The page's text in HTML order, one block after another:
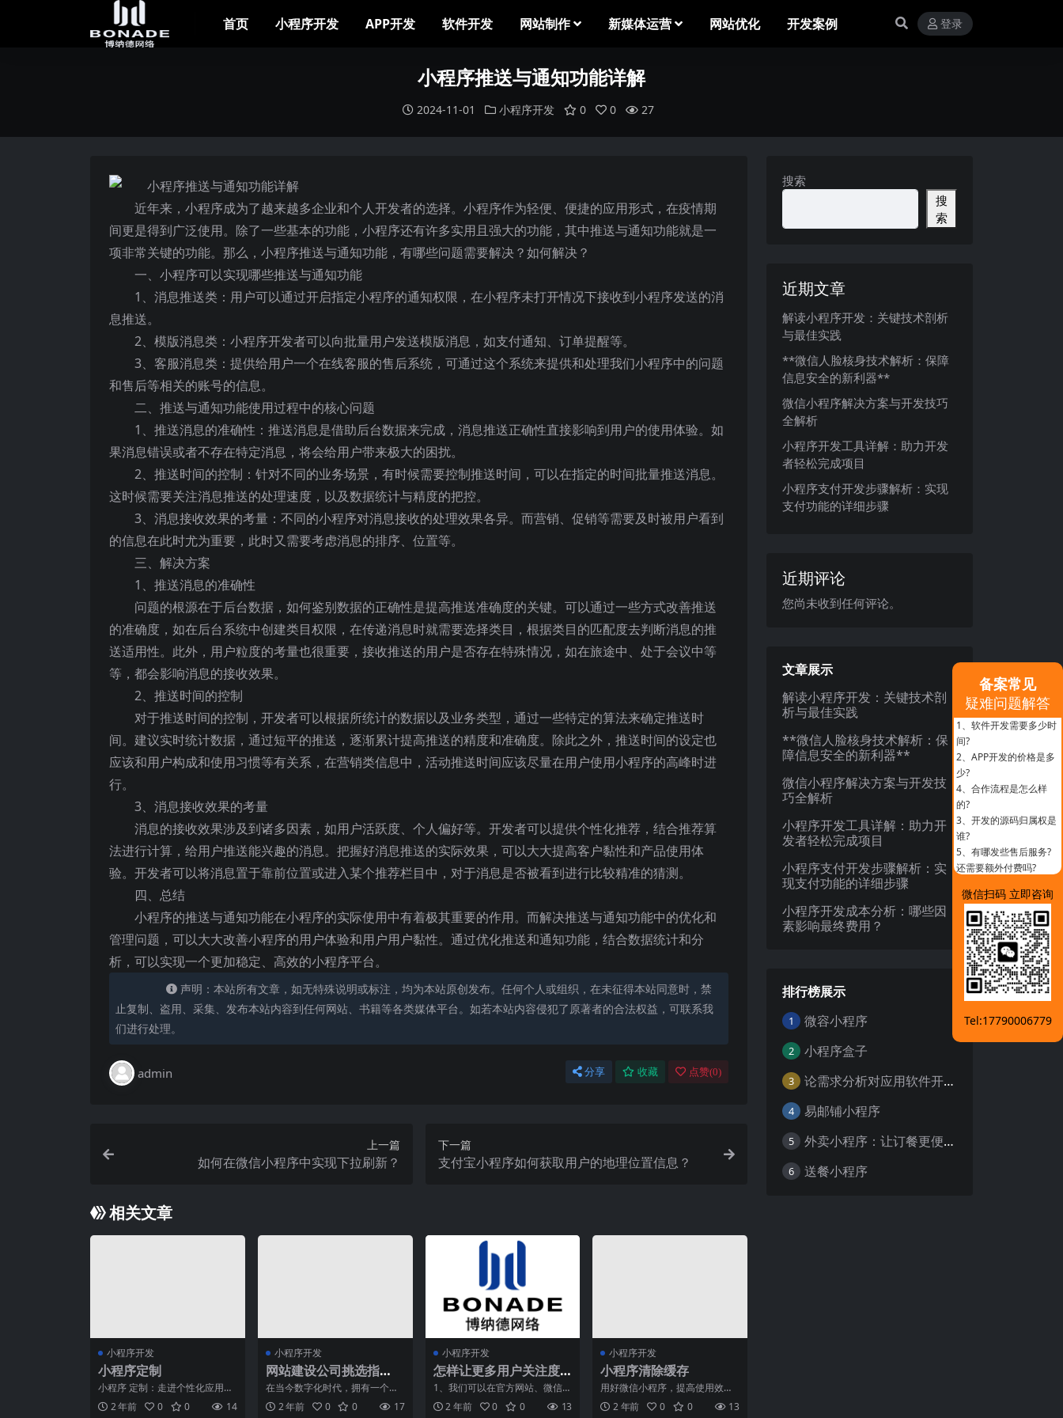
首页 小程序开发 APP开发 软件开发 网站制作 新媒体运营 网站优化 开发案例 登录
小程序推送与通知功能详解
2024-11-01 小程序开发 0 0 27
近年来，小程序成为了越来越多企业和个人开发者的选择。小程序作为轻便、便捷的应用形式，在疫情期
间更是得到广泛使用。除了一些基本的功能，小程序还有许多实用且强大的功能，其中推送与通知功能就是一
项非常关键的功能。那么，小程序推送与通知功能，有哪些问题需要解决？如何解决？
一、小程序可以实现哪些推送与通知功能
1、消息推送类：用户可以通过开启指定小程序的通知权限，在小程序未打开情况下接收到小程序发送的消
息推送。
2、模版消息类：小程序开发者可以向批量用户发送模版消息，如支付通知、订单提醒等。
3、客服消息类：提供给用户一个在线客服的售后系统，可通过这个系统来提供和处理我们小程序中的问题
和售后等相关的账号的信息。
二、推送与通知功能使用过程中的核心问题
1、推送消息的准确性：推送消息是借助后台数据来完成，消息推送正确性直接影响到用户的使用体验。如
果消息错误或者不存在特定消息，将会给用户带来极大的困扰。
2、推送时间的控制：针对不同的业务场景，有时候需要控制推送时间，可以在指定的时间批量推送消息。
这时候需要关注消息推送的处理速度，以及数据统计与精度的把控。
3、消息接收效果的考量：不同的小程序对消息接收的处理效果各异。而营销、促销等需要及时被用户看到
的信息在此时尤为重要，此时又需要考虑消息的排序、位置等。
三、解决方案
1、推送消息的准确性
问题的根源在于后台数据，如何鉴别数据的正确性是提高推送准确度的关键。可以通过一些方式改善推送
的准确度，如在后台系统中创建类目权限，在传递消息时就需要选择类目，根据类目的匹配度去判断消息的推
送适用性。此外，用户粒度的考量也很重要，接收推送的用户是否存在特殊情况，如在旅途中、处于会议中等
等，都会影响消息的接收效果。
2、推送时间的控制
对于推送时间的控制，开发者可以根据所统计的数据以及业务类型，通过一些特定的算法来确定推送时
间。建议实时统计数据，通过短平的推送，逐渐累计提高推送的精度和准确度。除此之外，推送时间的设定也
应该和用户构成和使用习惯等有关系，在营销类信息中，活动推送时间应该尽量在用户使用小程序的高峰时进
行。
3、消息接收效果的考量
消息的接收效果涉及到诸多因素，如用户活跃度、个人偏好等。开发者可以提供个性化推荐，结合推荐算
法进行计算，给用户推送能兴趣的消息。把握好消息推送的实际效果，可以大大提高客户黏性和产品使用体
验。开发者可以将消息置于靠前位置或进入某个推荐栏目中，对于消息是否被看到进行比较精准的猜测。
四、总结
小程序的推送与通知功能在小程序的实际使用中有着极其重要的作用。而解决推送与通知功能中的优化和
管理问题，可以大大改善小程序的用户体验和用户用户黏性。通过优化推送和通知功能，结合数据统计和分
析，可以实现一个更加稳定、高效的小程序平台。
声明：本站所有文章，如无特殊说明或标注，均为本站原创发布。任何个人或组织，在未征得本站同意时，禁
止复制、盗用、采集、发布本站内容到任何网站、书籍等各类媒体平台。如若本站内容侵犯了原著者的合法权益，可联系我
们进行处理。
admin 分享 收藏 点赞(0)
上一篇
如何在微信小程序中实现下拉刷新？
下一篇
支付宝小程序如何获取用户的地理位置信息？
相关文章
小程序开发
小程序定制
小程序 定制：走进个性化应用的
未来随着科技的不断发展和人们
对个性化需求的增加，小
2 年前 0 0 14
小程序开发
网站建设公司挑选指
南：注意事项大盘点
在当今数字化时代，拥有一个优
质的网站对于企业或个人来说至
关重要。因此，挑选一家专
2 年前 0 0 17
小程序开发
怎样让更多用户关注度
增加在微信小程序上
1、我们可以在官方网站、微信公
众号及其别的方式有效的公布网
商及其工具类的增加微信
2 年前 0 0 13
小程序开发
小程序清除缓存
用好微信小程序，提高使用效
率，是许多用户的追求。然而，
长时间使用小程序会积累大量
2 年前 0 0 13
搜索
搜
索
近期文章
解读小程序开发：关键技术剖析
与最佳实践
**微信人脸核身技术解析：保障
信息安全的新利器**
微信小程序解决方案与开发技巧
全解析
小程序开发工具详解：助力开发
者轻松完成项目
小程序支付开发步骤解析：实现
支付功能的详细步骤
近期评论
您尚未收到任何评论。
文章展示
解读小程序开发：关键技术剖
析与最佳实践
**微信人脸核身技术解析：保
障信息安全的新利器**
微信小程序解决方案与开发技
巧全解析
小程序开发工具详解：助力开
发者轻松完成项目
小程序支付开发步骤解析：实
现支付功能的详细步骤
小程序开发成本分析：哪些因
素影响最终费用？
排行榜展示
1 微容小程序
2 小程序盒子
3 论需求分析对应用软件开发的重要性
4 易邮铺小程序
5 外卖小程序：让订餐更便捷，吃货的福音
6 送餐小程序
备案常见
疑难问题解答
1、 软件开发需要多少时
间?
2、 APP开发的价格是多
少?
4、 合作流程是怎么样
的?
3、 开发的源码归属权是
谁?
5、 有哪发些售后服务?
还需要额外付费吗?
微信扫码 立即咨询
Tel:17790006779